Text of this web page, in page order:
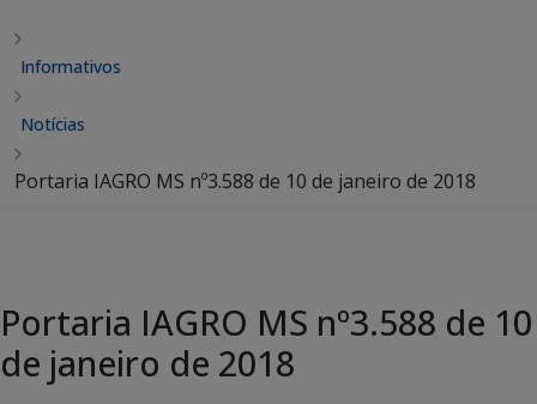
Informativos
Notícias
Portaria IAGRO MS nº3.588 de 10 de janeiro de 2018
Portaria IAGRO MS nº3.588 de 10
de janeiro de 2018